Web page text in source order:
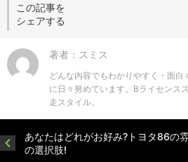
この記事を
シェアする
著者：スミス
どんな内容でもわかりやすく・面白
に日々努めています。Bライセンス
走スタイル。
あなたはどれがお好み?トヨタ86の
の選択肢!